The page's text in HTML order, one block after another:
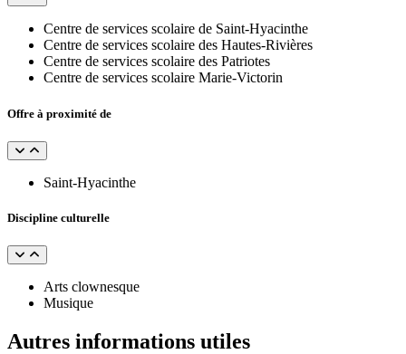
Centre de services scolaire de Saint-Hyacinthe
Centre de services scolaire des Hautes-Rivières
Centre de services scolaire des Patriotes
Centre de services scolaire Marie-Victorin
Offre à proximité de
Saint-Hyacinthe
Discipline culturelle
Arts clownesque
Musique
Autres informations utiles